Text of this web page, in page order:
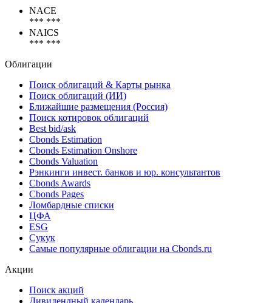
Коды
*** ***
*** ***
Облигации
Поиск облигаций & Карты рынка
Поиск облигаций (ИИ)
Ближайшие размещения (Россия)
Поиск котировок облигаций
Best bid/ask
Cbonds Estimation
Cbonds Estimation Onshore
Cbonds Valuation
Рэнкинги инвест. банков и юр. консультантов
Cbonds Awards
Cbonds Pages
Ломбардные списки
ESG
Самые популярные облигации на Cbonds.ru